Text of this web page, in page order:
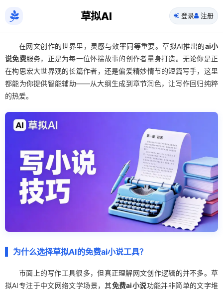
草拟AI 登录 注册
在网文创作的世界里，灵感与效率同等重要。草拟AI推出的ai小
说免费服务，正是为每一位怀揣故事的创作者量身打造。无论你是正
在构思宏大世界观的长篇作者，还是偏爱精妙情节的短篇写手，这里
都能为你提供智能辅助——从大纲生成到章节润色，让写作回归纯粹
的热爱。
为什么选择草拟AI的免费ai小说工具？
市面上的写作工具很多，但真正理解网文创作逻辑的并不多。草
拟AI专注于中文网络文学场景，其免费ai小说功能并非简单的文字堆